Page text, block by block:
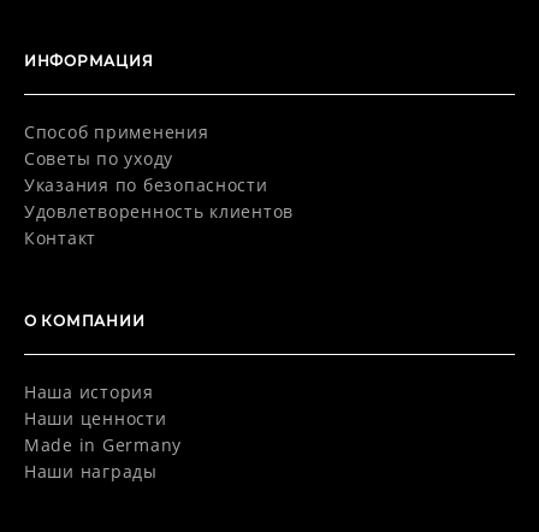
ИНФОРМАЦИЯ
Способ применения
Советы по уходу
Указания по безопасности
Удовлетворенность клиентов
Контакт
О КОМПАНИИ
Наша история
Наши ценности
Made in Germany
Наши награды